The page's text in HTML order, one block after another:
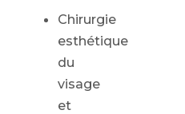
Chirurgie
esthétique
du
visage
et